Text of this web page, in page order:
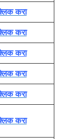
करा
करा
करा
करा
करा
करा